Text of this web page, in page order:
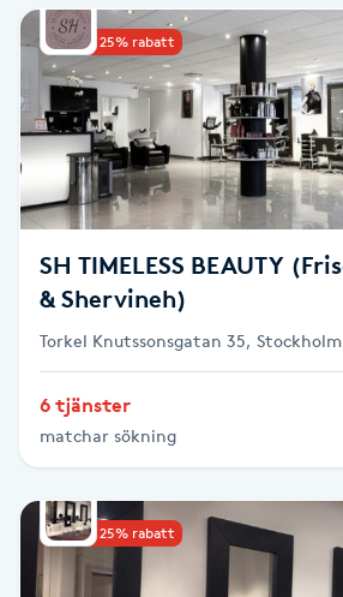
Friskvårdsmassage
Frisör
Funktionsanalys
Färgning
Gel naglar
Gellack
Upp till 25% rabatt
SH TIMELESS BEAUTY (Frisör Shekoufeh
& Shervineh)
Torkel Knutssonsgatan 35, Stockholm
6 tjänster
matchar sökning
Upp till 25% rabatt